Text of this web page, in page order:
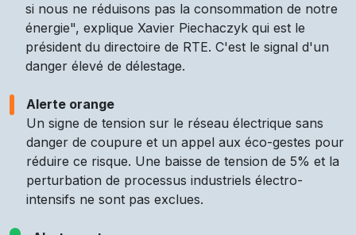
si nous ne réduisons pas la consommation de notre
énergie", explique Xavier Piechaczyk qui est le
président du directoire de RTE. C'est le signal d'un
danger élevé de délestage.
Alerte orange
Un signe de tension sur le réseau électrique sans
danger de coupure et un appel aux éco-gestes pour
réduire ce risque. Une baisse de tension de 5% et la
perturbation de processus industriels électro-
intensifs ne sont pas exclues.